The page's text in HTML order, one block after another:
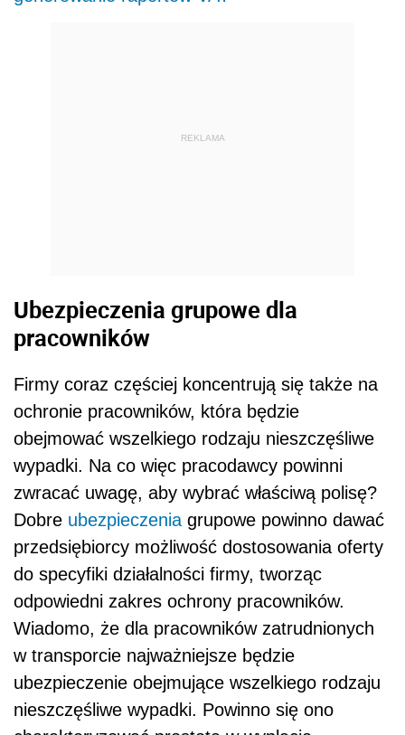
REKLAMA
Ubezpieczenia grupowe dla
pracowników
Firmy coraz częściej koncentrują się także na
ochronie pracowników, która będzie
obejmować wszelkiego rodzaju nieszczęśliwe
wypadki. Na co więc pracodawcy powinni
zwracać uwagę, aby wybrać właściwą polisę?
Dobre ubezpieczenia grupowe powinno dawać
przedsiębiorcy możliwość dostosowania oferty
do specyfiki działalności firmy, tworząc
odpowiedni zakres ochrony pracowników.
Wiadomo, że dla pracowników zatrudnionych
w transporcie najważniejsze będzie
ubezpieczenie obejmujące wszelkiego rodzaju
nieszczęśliwe wypadki. Powinno się ono